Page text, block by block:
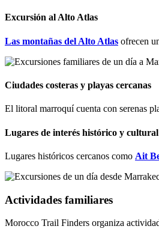
Excursión al Alto Atlas
Las montañas del Alto Atlas ofrecen
Ciudades costeras y playas cercanas
El litoral marroquí cuenta con serenas
Lugares de interés histórico y cultural
Lugares históricos cercanos como Ait
Actividades familiares
Morocco Trail Finders organiza